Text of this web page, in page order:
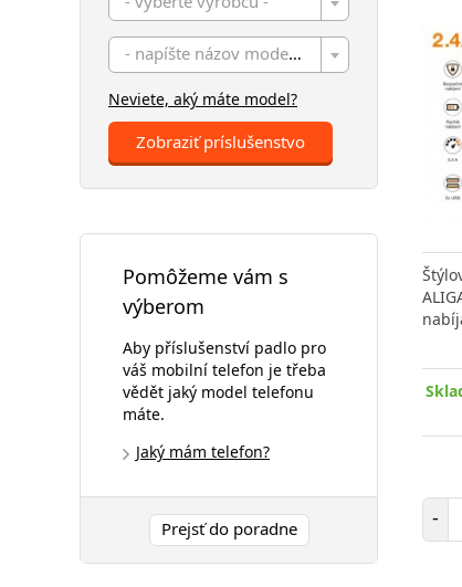
- napíšte názov modelu -
Neviete, aký máte model?
Zobraziť príslušenstvo
Pomôžeme vám s
výberom
Aby příslušenství padlo pro
váš mobilní telefon je třeba
vědět jaký model telefonu
máte.
Jaký mám telefon?
Prejsť do poradne -